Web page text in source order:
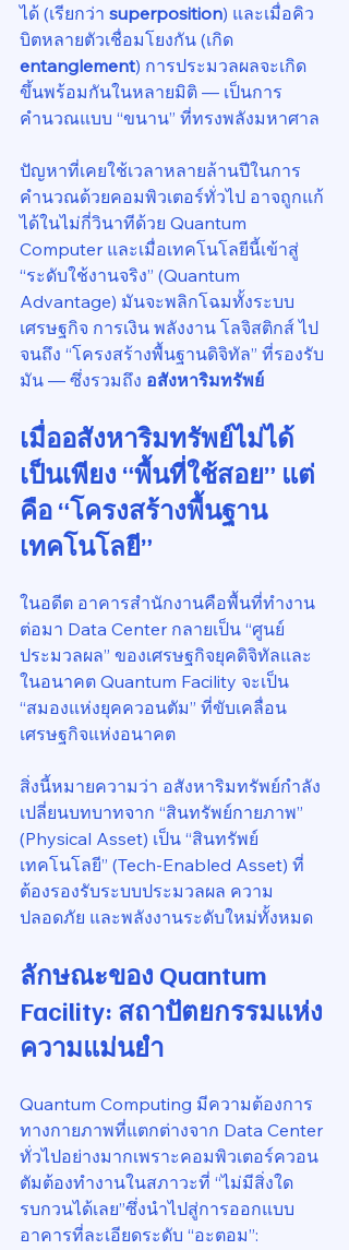
ได้ (เรียกว่า superposition) และเมื่อคิว
บิตหลายตัวเชื่อมโยงกัน (เกิด
entanglement) การประมวลผลจะเกิด
ขึ้นพร้อมกันในหลายมิติ — เป็นการ
คำนวณแบบ “ขนาน” ที่ทรงพลังมหาศาล
ปัญหาที่เคยใช้เวลาหลายล้านปีในการ
คำนวณด้วยคอมพิวเตอร์ทั่วไป อาจถูกแก้
ได้ในไม่กี่วินาทีด้วย Quantum
Computer และเมื่อเทคโนโลยีนี้เข้าสู่
“ระดับใช้งานจริง” (Quantum
Advantage) มันจะพลิกโฉมทั้งระบบ
เศรษฐกิจ การเงิน พลังงาน โลจิสติกส์ ไป
จนถึง “โครงสร้างพื้นฐานดิจิทัล” ที่รองรับ
มัน — ซึ่งรวมถึง อสังหาริมทรัพย์
เมื่ออสังหาริมทรัพย์ไม่ได้
เป็นเพียง “พื้นที่ใช้สอย” แต่
คือ “โครงสร้างพื้นฐาน
เทคโนโลยี”
ในอดีต อาคารสำนักงานคือพื้นที่ทำงาน
ต่อมา Data Center กลายเป็น “ศูนย์
ประมวลผล” ของเศรษฐกิจยุคดิจิทัลและ
ในอนาคต Quantum Facility จะเป็น
“สมองแห่งยุคควอนตัม” ที่ขับเคลื่อน
เศรษฐกิจแห่งอนาคต
สิ่งนี้หมายความว่า อสังหาริมทรัพย์กำลัง
เปลี่ยนบทบาทจาก “สินทรัพย์กายภาพ”
(Physical Asset) เป็น “สินทรัพย์
เทคโนโลยี” (Tech-Enabled Asset) ที่
ต้องรองรับระบบประมวลผล ความ
ปลอดภัย และพลังงานระดับใหม่ทั้งหมด
ลักษณะของ Quantum
Facility: สถาปัตยกรรมแห่ง
ความแม่นยำ
Quantum Computing มีความต้องการ
ทางกายภาพที่แตกต่างจาก Data Center
ทั่วไปอย่างมากเพราะคอมพิวเตอร์ควอน
ตัมต้องทำงานในสภาวะที่ “ไม่มีสิ่งใด
รบกวนได้เลย”ซึ่งนำไปสู่การออกแบบ
อาคารที่ละเอียดระดับ “อะตอม”: